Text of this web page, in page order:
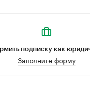
подписку как
Заполните форму